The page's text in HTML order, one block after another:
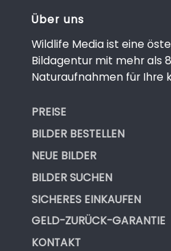
Über uns
Wildlife Media ist eine
Bildagentur mit mehr als
Naturaufnahmen für Ihre
PREISE
BILDER BESTELLEN
NEUE BILDER
BILDER SUCHEN
SICHERES EINKAUFEN
GELD-ZURÜCK-GARANTIE
KONTAKT